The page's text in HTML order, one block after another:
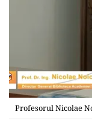
Profesorul Nicolae